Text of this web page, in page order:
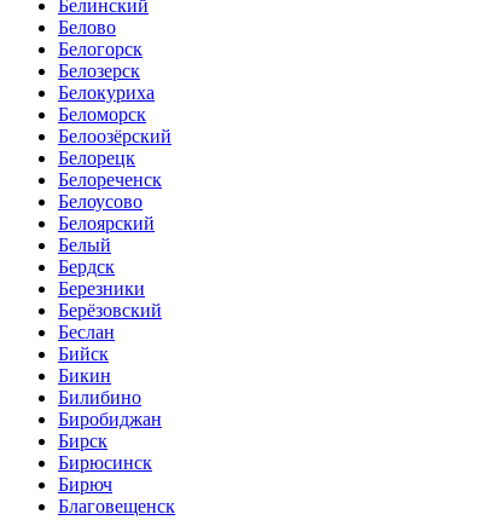
Белинский
Белово
Белогорск
Белозерск
Белокуриха
Беломорск
Белоозёрский
Белорецк
Белореченск
Белоусово
Белоярский
Белый
Бердск
Березники
Берёзовский
Беслан
Бийск
Бикин
Билибино
Биробиджан
Бирск
Бирюсинск
Бирюч
Благовещенск